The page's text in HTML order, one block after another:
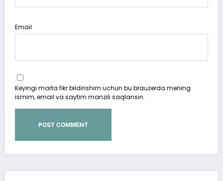
Email
Keyingi marta fikr bildirishim uchun bu brauzerda mening
ismim, email va saytim manzili saqlansin.